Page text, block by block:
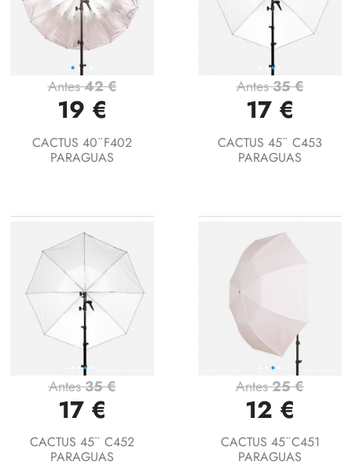
Antes42 €
19 €
CACTUS 40¨F402
PARAGUAS
Antes35 €
17 €
CACTUS 45¨ C453
PARAGUAS
Antes35 €
17 €
CACTUS 45¨ C452
PARAGUAS
Antes25 €
12 €
CACTUS 45¨C451
PARAGUAS